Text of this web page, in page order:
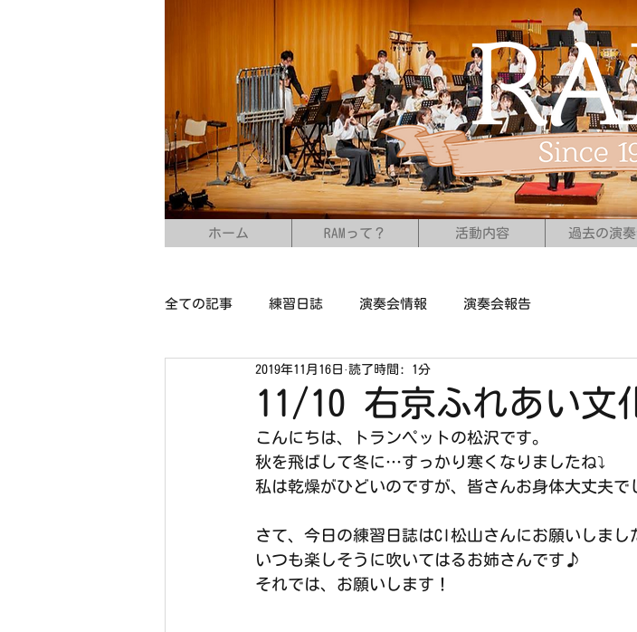
ホーム RAMって？ 活動内容 過去の演
全ての記事 練習日誌 演奏会情報 演奏会報告
11/10 右京ふれあい文
2019年11月16日 読了時間: 1分
こんにちは、トランペットの松沢です。
秋を飛ばして冬に…すっかり寒くなりましたね⤵︎
私は乾燥がひどいのですが、皆さんお身体大丈夫で
さて、今日の練習日誌はCl松山さんにお願いしまし
いつも楽しそうに吹いてはるお姉さんです♪
それでは、お願いします！